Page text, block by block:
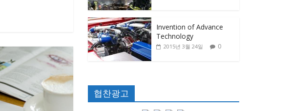
Invention of Advance
Technology
2015년 3월 24일 0
협찬광고